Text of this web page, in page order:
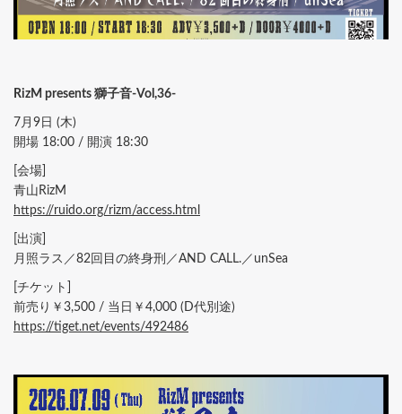
RizM presents 獅子音-Vol,36-
7月9日 (木)
開場 18:00 / 開演 18:30
[会場]
青山RizM
https://ruido.org/rizm/access.html
[出演]
月照ラス／82回目の終身刑／AND CALL.／unSea
[チケット]
前売り￥3,500 / 当日￥4,000 (D代別途)
https://tiget.net/events/492486